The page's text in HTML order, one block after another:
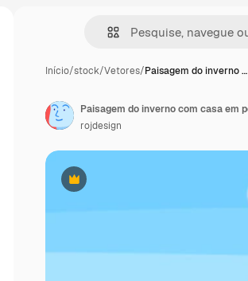
Início/stock/Vetores/Paisagem do inverno …
Premium
rojdesign